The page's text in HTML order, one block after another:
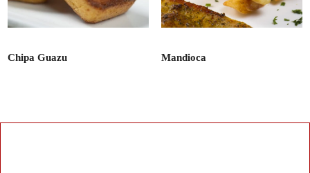
Chipa Guazu Mandioca